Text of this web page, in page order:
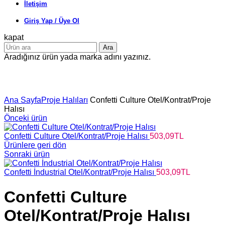
İletişim
Giriş Yap / Üye Ol
kapat
Ara
Aradığınız ürün yada marka adını yazınız.
Ana SayfaProje Halıları Confetti Culture Otel/Kontrat/Proje
Halısı
Önceki ürün
Confetti Culture Otel/Kontrat/Proje Halısı 503,09TL
Ürünlere geri dön
Sonraki ürün
Confetti İndustrial Otel/Kontrat/Proje Halısı 503,09TL
Confetti Culture
Otel/Kontrat/Proje Halısı